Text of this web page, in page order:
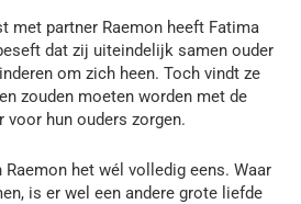
met partner Raemon heeft Fatima
dat zij uiteindelijk samen ouder
om zich heen. Toch vindt ze
zouden moeten worden met de
hun ouders zorgen.
Raemon het wél volledig eens. Waar
is er wel een andere grote liefde